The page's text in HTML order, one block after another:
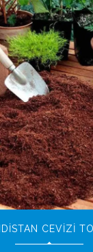
CEVIZI